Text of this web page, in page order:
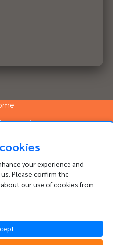
your experience and
Please confirm the
our use of cookies from
Culture